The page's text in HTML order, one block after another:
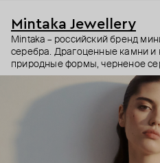
Mintaka Jewellery
Mintaka – российский бренд
серебра. Драгоценные камни
природные формы, черненое
цепи – в этих украшениях
нежность, авангардные детали
Какую часть вашего характера